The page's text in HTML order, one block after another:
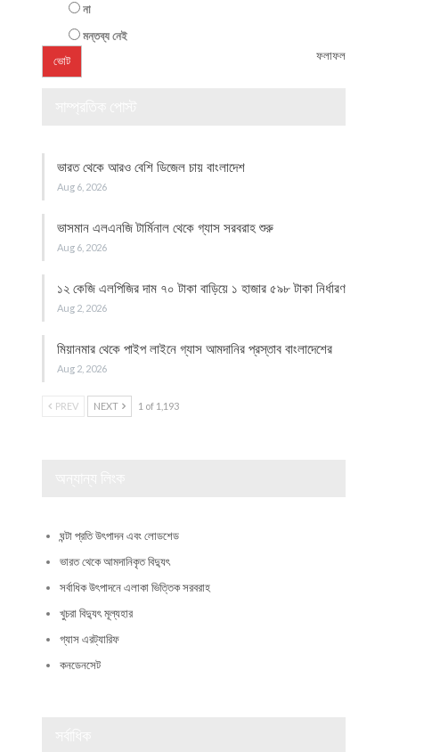
না
মন্তব্য নেই
ফলাফল
ভারত থেকে আরও বেশি ডিজেল চায় বাংলাদেশ
Aug 6, 2026
ভাসমান এলএনজি টার্মিনাল থেকে গ্যাস সরবরাহ শুরু
Aug 6, 2026
১২ কেজি এলপিজির দাম ৭০ টাকা বাড়িয়ে ১ হাজার ৫৯৮ টাকা নির্ধারণ
Aug 2, 2026
মিয়ানমার থেকে পাইপ লাইনে গ্যাস আমদানির প্রস্তাব বাংলাদেশের
Aug 2, 2026
PREV NEXT 1 of 1,193
ঘন্টা প্রতি উৎপাদন এবং লোডশেড
ভারত থেকে আমদানিকৃত বিদ্যুৎ
সর্বাধিক উৎপাদনে এলাকা ভিত্তিক সরবরাহ
খুচরা বিদ্যুৎ মূল্যহার
গ্যাস এরট্যারিফ
কনডেনসেট